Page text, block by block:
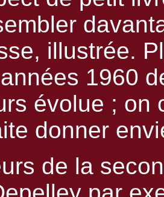
illustrée.
1960
évolue ; on
donner
de la